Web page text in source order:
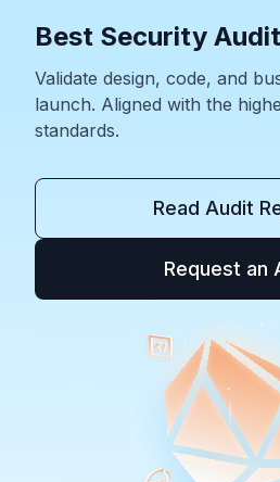
Best Security
Validate design, code, and
launch. Aligned with the
standards.
Read Audit
Request an